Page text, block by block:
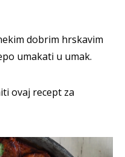
dobrim hrskavim
umakati u umak.
ovaj recept za